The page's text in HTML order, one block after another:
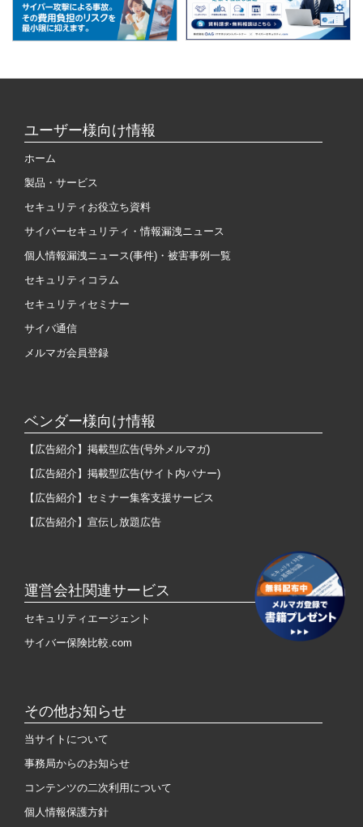
ユーザー様向け情報
ホーム
製品・サービス
セキュリティお役立ち資料
サイバーセキュリティ・情報漏洩ニュース
個人情報漏洩ニュース(事件)・被害事例一覧
セキュリティコラム
セキュリティセミナー
サイバ通信
メルマガ会員登録
ベンダー様向け情報
【広告紹介】掲載型広告(号外メルマガ)
【広告紹介】掲載型広告(サイト内バナー)
【広告紹介】セミナー集客支援サービス
【広告紹介】宣伝し放題広告
運営会社関連サービス
セキュリティエージェント
サイバー保険比較.com
その他お知らせ
当サイトについて
事務局からのお知らせ
コンテンツの二次利用について
個人情報保護方針